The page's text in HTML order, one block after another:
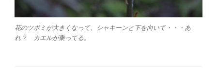
花のツボミが大きくなって、シャキーンと下を向いて・・・あ
れ？ カエルが乗ってる。